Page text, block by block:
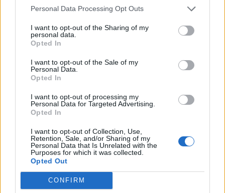
Personal Data Processing Opt Outs
I want to opt-out of the Sharing of my
personal data.
Opted In
I want to opt-out of the Sale of my
Personal Data.
Opted In
I want to opt-out of processing my
Personal Data for Targeted Advertising.
Opted In
I want to opt-out of Collection, Use,
Retention, Sale, and/or Sharing of my
Personal Data that Is Unrelated with the
Purposes for which it was collected.
Opted Out
CONFIRM
Kecskeméten is szakirányú továbbképzésekkel erősít a
Gál Ferenc Egyetem
Országos